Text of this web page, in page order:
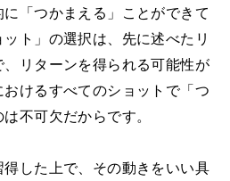
「つかまえる」ことができて
ト」の選択は、先に述べたリ
リターンを得られる可能性が
けるすべてのショットで「つ
不可欠だからです。
得した上で、その動きをいい具